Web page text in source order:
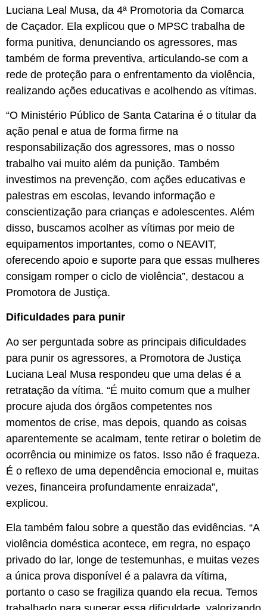
Luciana Leal Musa, da 4ª Promotoria da Comarca
de Caçador. Ela explicou que o MPSC trabalha de
forma punitiva, denunciando os agressores, mas
também de forma preventiva, articulando-se com a
rede de proteção para o enfrentamento da violência,
realizando ações educativas e acolhendo as vítimas.
“O Ministério Público de Santa Catarina é o titular da
ação penal e atua de forma firme na
responsabilização dos agressores, mas o nosso
trabalho vai muito além da punição. Também
investimos na prevenção, com ações educativas e
palestras em escolas, levando informação e
conscientização para crianças e adolescentes. Além
disso, buscamos acolher as vítimas por meio de
equipamentos importantes, como o NEAVIT,
oferecendo apoio e suporte para que essas mulheres
consigam romper o ciclo de violência”, destacou a
Promotora de Justiça.
Dificuldades para punir
Ao ser perguntada sobre as principais dificuldades
para punir os agressores, a Promotora de Justiça
Luciana Leal Musa respondeu que uma delas é a
retratação da vítima. “É muito comum que a mulher
procure ajuda dos órgãos competentes nos
momentos de crise, mas depois, quando as coisas
aparentemente se acalmam, tente retirar o boletim de
ocorrência ou minimize os fatos. Isso não é fraqueza.
É o reflexo de uma dependência emocional e, muitas
vezes, financeira profundamente enraizada”,
explicou.
Ela também falou sobre a questão das evidências. “A
violência doméstica acontece, em regra, no espaço
privado do lar, longe de testemunhas, e muitas vezes
a única prova disponível é a palavra da vítima,
portanto o caso se fragiliza quando ela recua. Temos